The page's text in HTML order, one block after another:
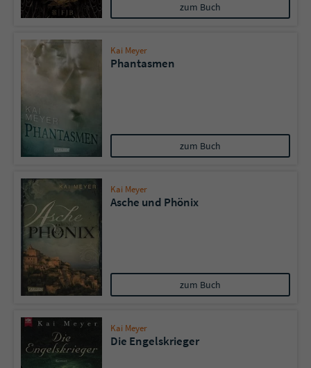
zum Buch
Kai Meyer
Phantasmen
zum Buch
Kai Meyer
Asche und Phönix
zum Buch
Kai Meyer
Die Engelskrieger